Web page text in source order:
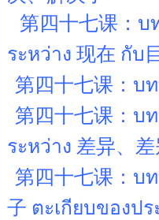
第四十七课：
ระหว่าง 现在 กับ
第四十七课：บ
第四十七课：บ
ระหว่าง 差异、
第四十七课：บ
子 ตะเกียบของป